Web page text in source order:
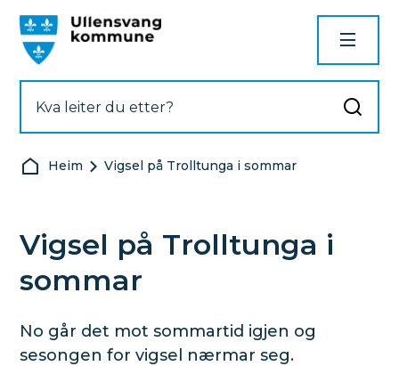
Du er her:
Heim Vigsel på Trolltunga i sommar
Vigsel på Trolltunga i
sommar
No går det mot sommartid igjen og
sesongen for vigsel nærmar seg.